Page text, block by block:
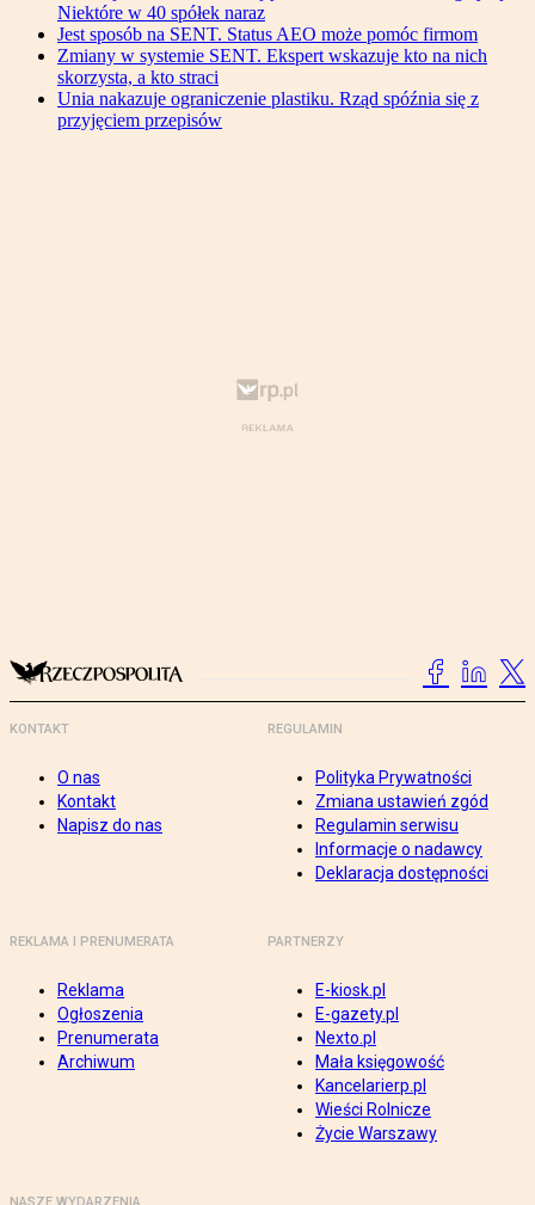
Niektóre w 40 spółek naraz
Jest sposób na SENT. Status AEO może pomóc firmom
Zmiany w systemie SENT. Ekspert wskazuje kto na nich
skorzysta, a kto straci
Unia nakazuje ograniczenie plastiku. Rząd spóźnia się z
przyjęciem przepisów
KONTAKT
O nas
Kontakt
Napisz do nas
REGULAMIN
Polityka Prywatności
Zmiana ustawień zgód
Regulamin serwisu
Informacje o nadawcy
Deklaracja dostępności
REKLAMA I PRENUMERATA
Reklama
Ogłoszenia
Prenumerata
Archiwum
PARTNERZY
E-kiosk.pl
E-gazety.pl
Nexto.pl
Mała księgowość
Kancelarierp.pl
Wieści Rolnicze
Życie Warszawy